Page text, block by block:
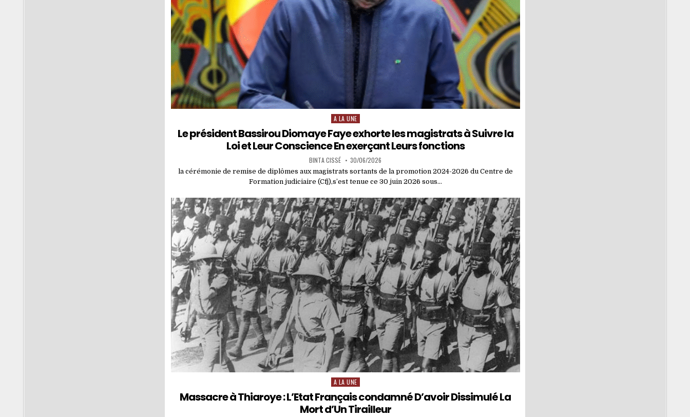
Posted
in
A LA UNE
Le président Bassirou Diomaye Faye exhorte les magistrats à Suivre la
Loi et Leur Conscience En exerçant Leurs fonctions
BINTA CISSÉ 30/06/2026
‎la cérémonie de remise de diplômes aux magistrats sortants de la promotion 2024-2026 du Centre de
Formation judiciaire (Cfj),s’est tenue ce 30 juin 2026 sous…
Posted
A LA UNE
Massacre à Thiaroye : L’Etat Français condamné D’avoir Dissimulé La
Mort d’Un Tirailleur